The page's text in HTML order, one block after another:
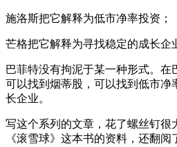
施洛斯把它解释为低市净率投资；
芒格把它解释为寻找稳定的成长企
巴菲特没有拘泥于某一种形式。在
可以找到烟蒂股，可以找到低市净
长企业。
写这个系列的文章，花了螺丝钉很
《滚雪球》这本书的资料，还翻阅